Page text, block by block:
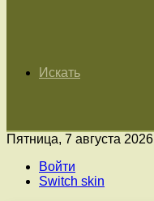
Искать
Пятница, 7 августа 2026
Войти
Switch skin